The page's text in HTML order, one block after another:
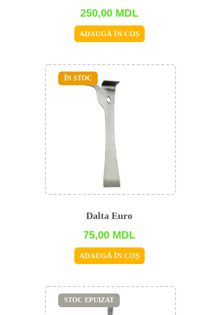
250,00 MDL
ADAUGĂ ÎN COȘ
Dalta Euro
75,00 MDL
ADAUGĂ ÎN COȘ
ÎN STOC
STOC EPUIZAT